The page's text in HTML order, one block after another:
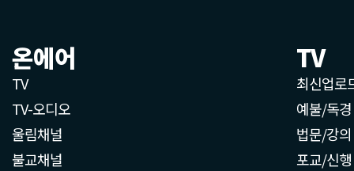
온에어
TV
TV-오디오
울림채널
불교채널
TV
최신업로
예불/독경
법문/강의
포교/신행